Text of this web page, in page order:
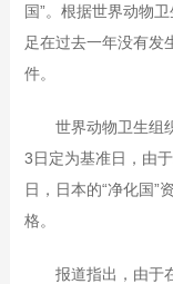
国”。根据世界动物
足在过去一年没有发
件。
世界动物卫生组织
3日定为基准日，由
日，日本的“净化国”
格。
报道指出，由于在